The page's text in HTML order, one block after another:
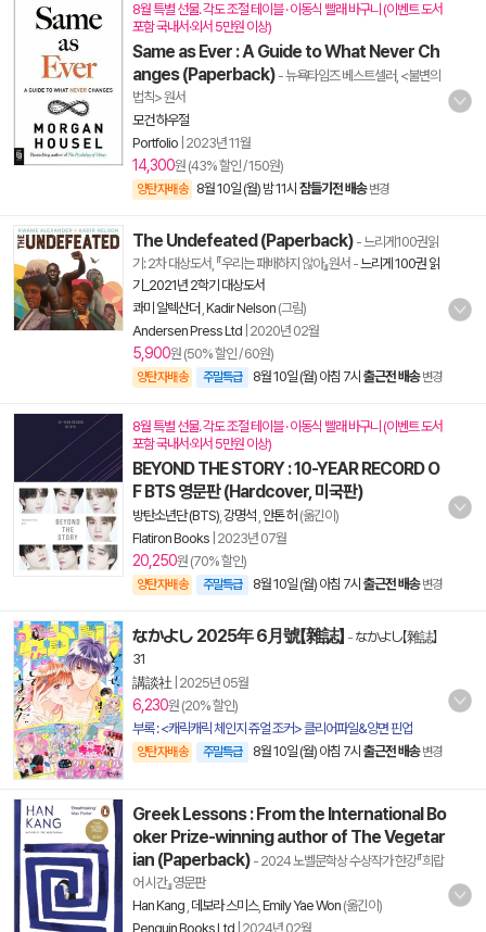
8월 특별 선물. 각도 조절 테이블 · 이동식 빨래 바구니 (이벤트 도서
포함 국내서·외서 5만원 이상)
Same as Ever : A Guide to What Never Ch
anges (Paperback) - 뉴욕타임즈 베스트셀러, <불변의
법칙> 원서
모건 하우절
Portfolio 2023년 11월
14,300원 (43% 할인 / 150원)
양탄자배송 8월 10일 (월) 밤 11시 잠들기전 배송 변경
The Undefeated (Paperback) - 느리게100권읽
기: 2차 대상도서, 『우리는 패배하지 않아』원서 -느리게 100권 읽
기_2021년 2학기 대상도서
콰미 알렉산더 Kadir Nelson (그림)
Andersen Press Ltd 2020년 02월
5,900원 (50% 할인 / 60원)
양탄자배송 주말특급 8월 10일 (월) 아침 7시 출근전 배송 변경
8월 특별 선물. 각도 조절 테이블 · 이동식 빨래 바구니 (이벤트 도서
포함 국내서·외서 5만원 이상)
BEYOND THE STORY : 10-YEAR RECORD O
F BTS 영문판 (Hardcover, 미국판)
방탄소년단 (BTS) 강명석 안톤 허 (옮긴이)
Flatiron Books 2023년 07월
20,250원 (70% 할인)
양탄자배송 주말특급 8월 10일 (월) 아침 7시 출근전 배송 변경
なかよし 2025年 6月號【雜誌】 - なかよし【雜誌】
31
講談社 2025년 05월
6,230원 (20% 할인)
부록 : <캐릭캐릭 체인지 쥬얼 조커> 클리어파일&양면 핀업
양탄자배송 주말특급 8월 10일 (월) 아침 7시 출근전 배송 변경
Greek Lessons : From the International Bo
oker Prize-winning author of The Vegetar
ian (Paperback) - 2024 노벨문학상 수상작가 한강『희랍
어 시간』영문판
Han Kang 데보라 스미스, Emily Yae Won (옮긴이)
Penguin Books Ltd 2024년 02월